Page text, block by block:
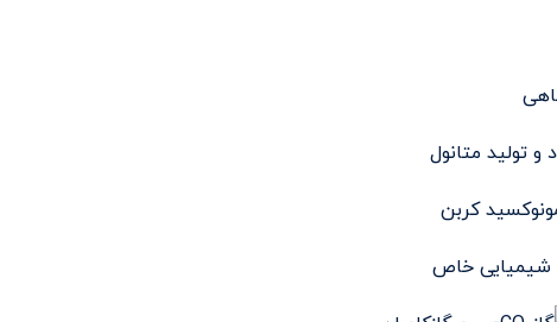
و تولید متانول
کربن
شیمیایی خاص